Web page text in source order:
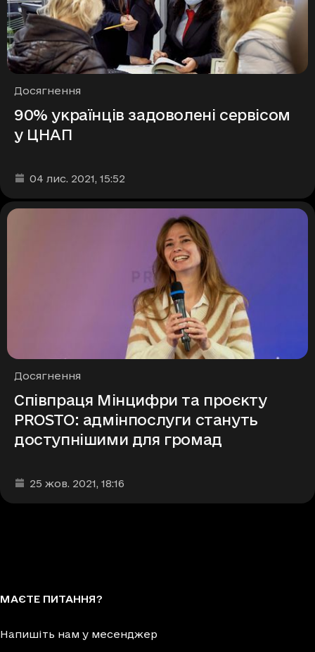
Рубрики
Досягнення
90% українців задоволені сервісом
у ЦНАП
Дата та час публікації
04 лис. 2021, 15:52
Рубрики
Досягнення
Співпраця Мінцифри та проєкту
PROSTO: адмінпослуги стануть
доступнішими для громад
Дата та час публікації
25 жов. 2021, 18:16
МАЄТЕ ПИТАННЯ?
Напишіть нам у месенджер